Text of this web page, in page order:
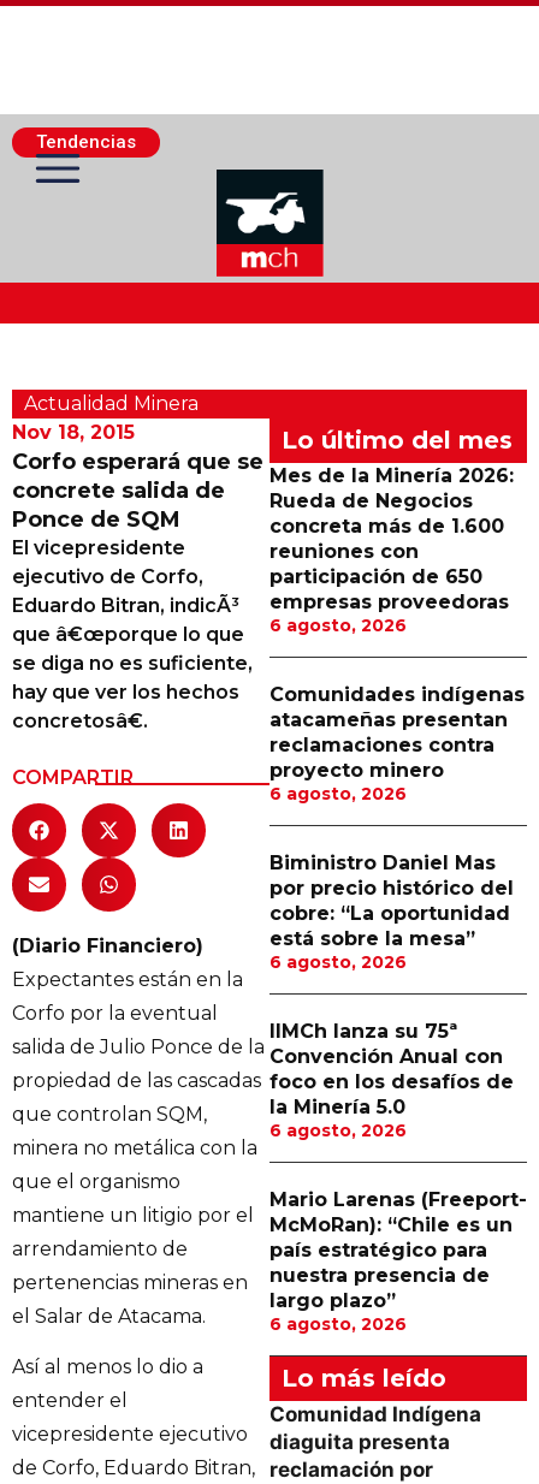
Tendencias
Actualidad Minera
Minería Superficie
Minerí­a Subterránea
Proveedores
Canal Digital
Columnas de Opinión
Designaciones
Revistas Digital
Siguenos
Actualidad Minera
Nov 18, 2015
Corfo esperará que se
concrete salida de
Ponce de SQM
El vicepresidente
ejecutivo de Corfo,
Eduardo Bitran, indicÃ³
que â€œporque lo que
se diga no es suficiente,
hay que ver los hechos
concretosâ€.
COMPARTIR
(Diario Financiero)
Expectantes están en la
Corfo por la eventual
salida de Julio Ponce de la
propiedad de las cascadas
que controlan SQM,
minera no metálica con la
que el organismo
mantiene un litigio por el
arrendamiento de
pertenencias mineras en
el Salar de Atacama.
Así al menos lo dio a
entender el
vicepresidente ejecutivo
de Corfo, Eduardo Bitran,
Lo último del mes
Mes de la Minería 2026:
Rueda de Negocios
concreta más de 1.600
reuniones con
participación de 650
empresas proveedoras
6 agosto, 2026
Comunidades indígenas
atacameñas presentan
reclamaciones contra
proyecto minero
6 agosto, 2026
Biministro Daniel Mas
por precio histórico del
cobre: “La oportunidad
está sobre la mesa”
6 agosto, 2026
IIMCh lanza su 75ª
Convención Anual con
foco en los desafíos de
la Minería 5.0
6 agosto, 2026
Mario Larenas (Freeport-
McMoRan): “Chile es un
país estratégico para
nuestra presencia de
largo plazo”
6 agosto, 2026
Lo más leído
Comunidad Indígena
diaguita presenta
reclamación por